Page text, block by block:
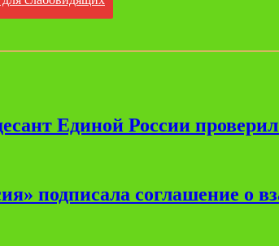
Единой России
подписала соглашение о